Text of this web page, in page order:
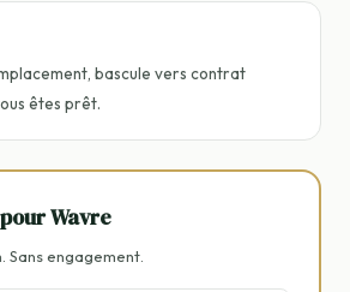
bascule vers contrat
êtes prêt.
Wavre
Sans engagement.